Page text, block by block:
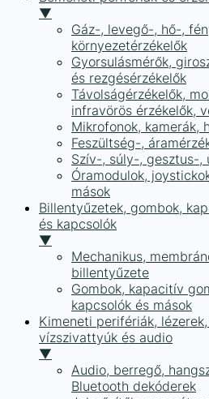
▼
Gáz-, levegő-, hő-,
környezetérzékelők
Gyorsulásmérők,
és rezgésérzékelők
Távolságérzékelők,
infravörös érzékelők,
Mikrofonok, kamerák,
Feszültség-,
Szív-, súly-, gesztus-,
Óramodulok,
mások
Billentyűzetek, gombok,
és kapcsolók
▼
Mechanikus,
billentyűzete
Gombok, kapacitív
kapcsolók és mások
Kimeneti perifériák,
vízszivattyúk és audio
▼
Audio, berregő,
Bluetooth dekóderek